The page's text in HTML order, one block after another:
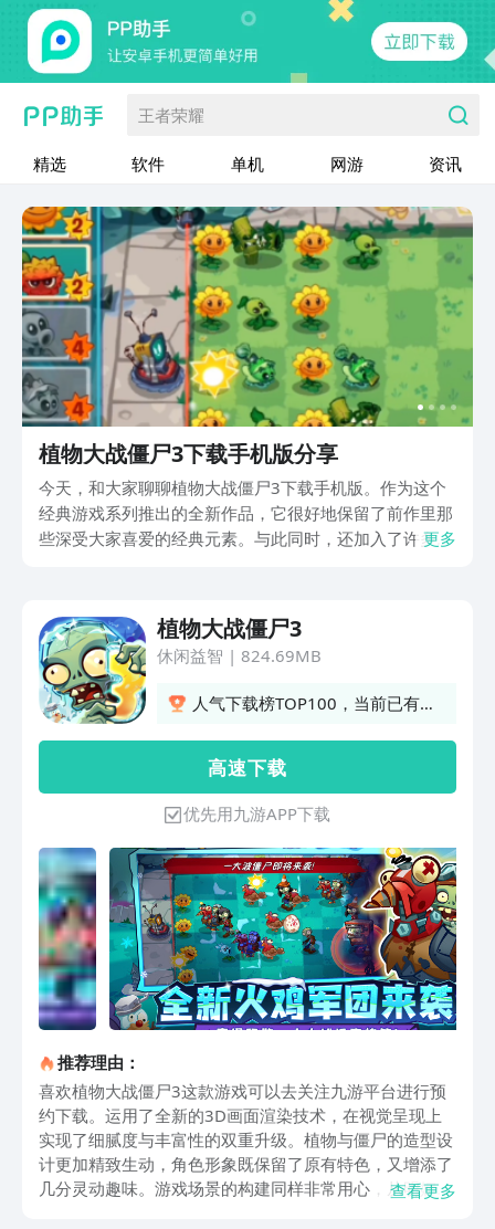
王者荣耀
精选 软件 单机 网游 资讯
植物大战僵尸3下载手机版分享
今天，和大家聊聊植物大战僵尸3下载手机版。作为这个
经典游戏系列推出的全新作品，它很好地保留了前作里那
些深受大家喜爱的经典元素。与此同时，还加入了许多新
场不同的僵尸防御之旅。
更多
植物大战僵尸3
休闲益智 | 824.69MB
人气下载榜TOP100，当前已有
高 速 下 载
优先用九游APP下载
推荐理由：
喜欢植物大战僵尸3这款游戏可以去关注九游平台进行预
约下载。运用了全新的3D画面渲染技术，在视觉呈现上
实现了细腻度与丰富性的双重升级。植物与僵尸的造型设
计更加精致生动，角色形象既保留了原有特色，又增添了
几分灵动趣味。游戏场景的构建同样非常用心，从明媚灿
查看更多